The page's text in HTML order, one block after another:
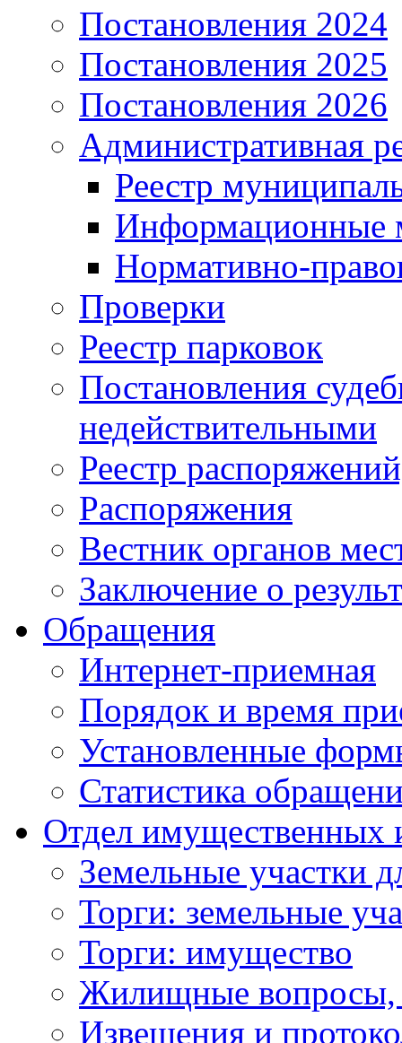
Постановления 2024
Постановления 2025
Постановления 2026
Административная
Реестр
Информационные
Нормативно-
Проверки
Реестр парковок
Постановления
недействительными
Реестр
Распоряжения
Вестник органов
Заключение о
Обращения
Интернет-приемная
Порядок и время
Установленные
Статистика
Отдел имущественных
Земельные участки
Торги: земельные
Торги: имущество
Жилищные вопросы,
Извещения и